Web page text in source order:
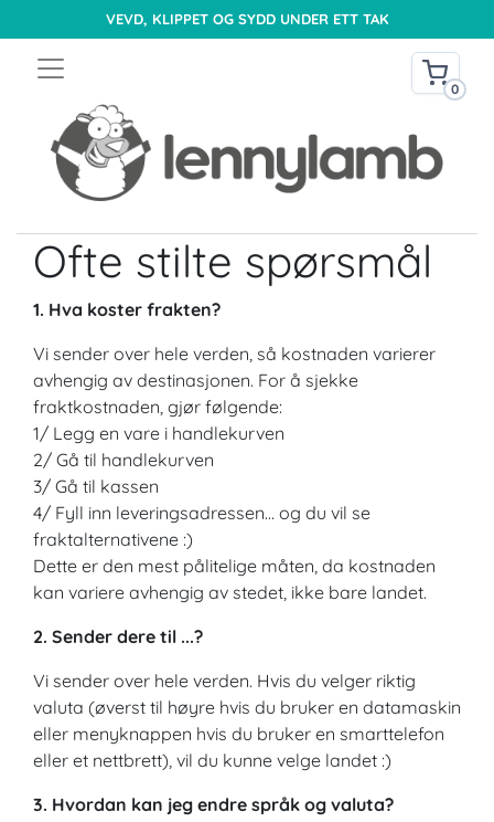
VEVD, KLIPPET OG SYDD UNDER ETT TAK
0
Ofte stilte spørsmål
1. Hva koster frakten?
Vi sender over hele verden, så kostnaden varierer
avhengig av destinasjonen. For å sjekke
fraktkostnaden, gjør følgende:
1/ Legg en vare i handlekurven
2/ Gå til handlekurven
3/ Gå til kassen
4/ Fyll inn leveringsadressen... og du vil se
fraktalternativene :)
Dette er den mest pålitelige måten, da kostnaden
kan variere avhengig av stedet, ikke bare landet.
2. Sender dere til ...?
Vi sender over hele verden. Hvis du velger riktig
valuta (øverst til høyre hvis du bruker en datamaskin
eller menyknappen hvis du bruker en smarttelefon
eller et nettbrett), vil du kunne velge landet :)
3. Hvordan kan jeg endre språk og valuta?